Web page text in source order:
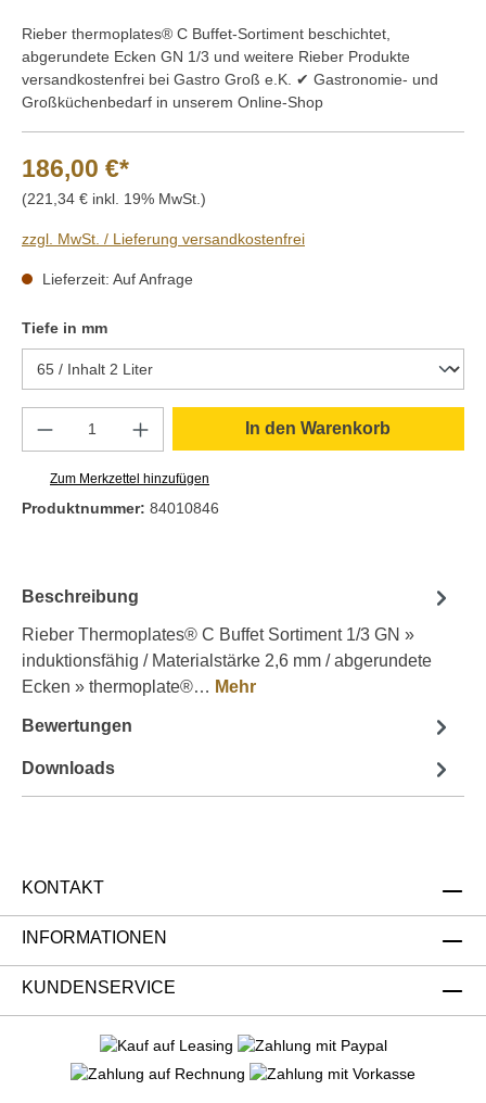
Rieber thermoplates® C Buffet-Sortiment beschichtet,
abgerundete Ecken GN 1/3 und weitere Rieber Produkte
versandkostenfrei bei Gastro Groß e.K. ✔ Gastronomie- und
Großküchenbedarf in unserem Online-Shop
186,00 €*
(221,34 € inkl. 19% MwSt.)
zzgl. MwSt. / Lieferung versandkostenfrei
Lieferzeit: Auf Anfrage
Tiefe in mmauswählen
Produkt Anzahl: Gib den gewünschten
In den Warenkorb
Zum Merkzettel hinzufügen
Produktnummer: 84010846
Beschreibung
Rieber Thermoplates® C Buffet Sortiment 1/3 GN »
induktionsfähig / Materialstärke 2,6 mm / abgerundete
Ecken » thermoplate®… Mehr
Bewertungen
Downloads
KONTAKT
INFORMATIONEN
KUNDENSERVICE